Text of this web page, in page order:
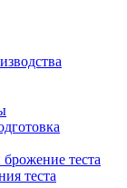
теста
теста